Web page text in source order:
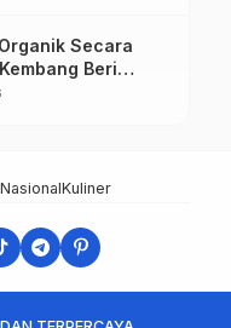
Secara
Beri
Sri
NasionalKuliner